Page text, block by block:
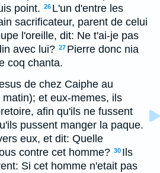
point. 26 L'un d'entre les
sacrificateur, parent de celui
l'oreille, dit: Ne t'ai-je pas
avec lui? 27 Pierre donc nia
coq chanta.
de chez Caiphe au
et eux-memes, ils
afin qu'ils ne fussent
pussent manger la paque.
eux, et dit: Quelle
contre cet homme? 30 Ils
Si cet homme n'etait pas